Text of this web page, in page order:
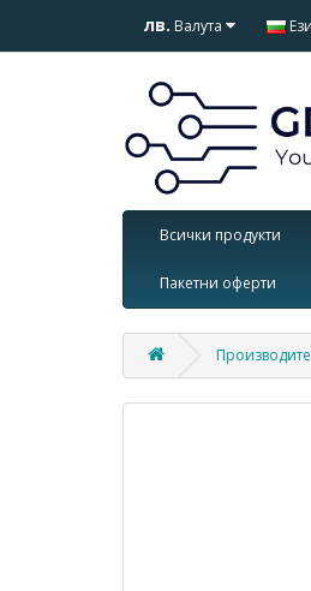
лв. Валута
Всички продукти
Пакетни оферти